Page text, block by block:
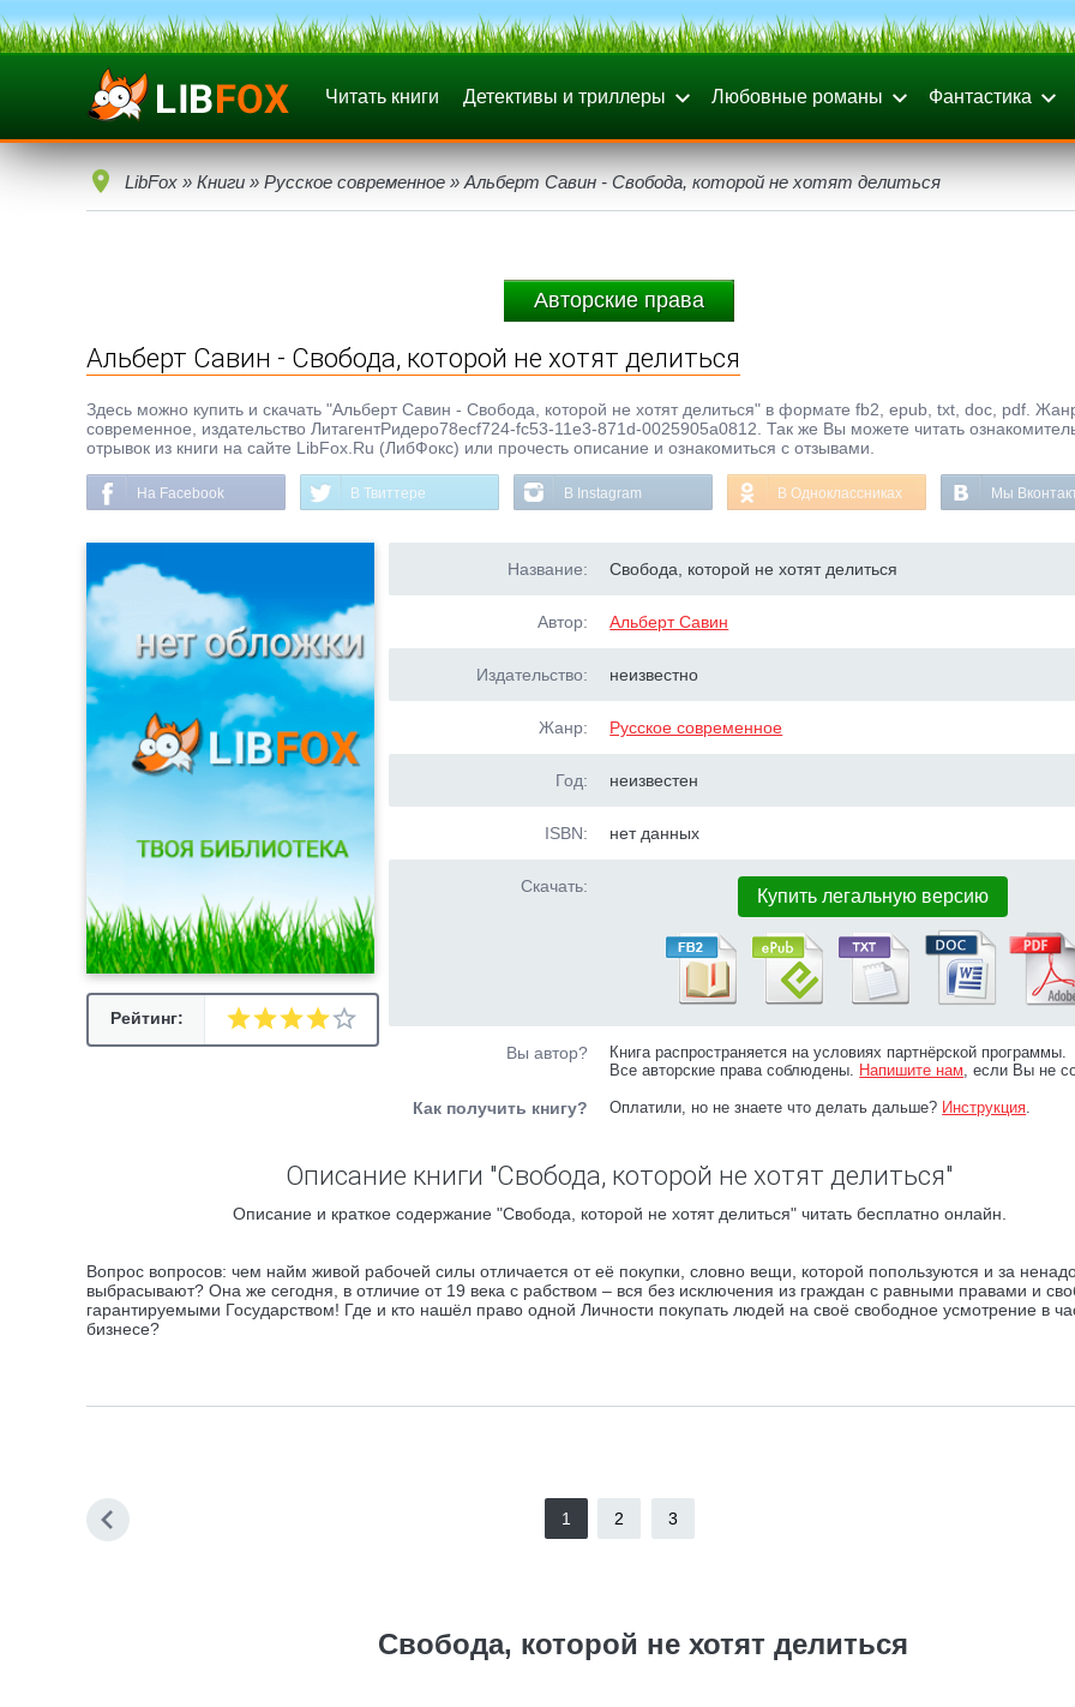
Читать книги Детективы и триллеры Любовные романы Фантастика
LibFox » Книги » Русское современное » Альберт Савин - Свобода, которой не хотят делиться
Авторские права
Альберт Савин - Свобода, которой не хотят делиться
Здесь можно купить и скачать "Альберт Савин - Свобода, которой не хотят делиться" в формате fb2, epub, txt, doc, pdf.
современное, издательство ЛитагентРидеро78ecf724-fc53-11e3-871d-0025905a0812. Так же Вы можете читать
отрывок из книги на сайте LibFox.Ru (ЛибФокс) или прочесть описание и ознакомиться с отзывами.
На Facebook В Твиттере В Instagram В Одноклассниках Мы
Рейтинг:
Название: Свобода, которой не хотят делиться
Автор: Альберт Савин
Издательство: неизвестно
Жанр: Русское современное
Год: неизвестен
ISBN: нет данных
Скачать: Купить легальную версию
Вы автор?
Книга распространяется на условиях партнёрской программы.
Все авторские права соблюдены. Напишите нам, если Вы не
Как получить книгу? Оплатили, но не знаете что делать дальше? Инструкция.
Описание книги "Свобода, которой не хотят делиться"
Описание и краткое содержание "Свобода, которой не хотят делиться" читать бесплатно онлайн.
Вопрос вопросов: чем найм живой рабочей силы отличается от её покупки, словно вещи, которой попользуются и за
выбрасывают? Она же сегодня, в отличие от 19 века с рабством – вся без исключения из граждан с равными правами и
гарантируемыми Государством! Где и кто нашёл право одной Личности покупать людей на своё свободное усмотрение в
бизнесе?
1 2 3
Свобода, которой не хотят делиться